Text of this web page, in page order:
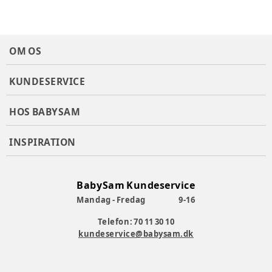
Varenummer:
OM OS
KUNDESERVICE
HOS BABYSAM
INSPIRATION
BabySam Kundeservice
Mandag - Fredag
9-16
Telefon: 70 11 30 10
kundeservice@babysam.dk